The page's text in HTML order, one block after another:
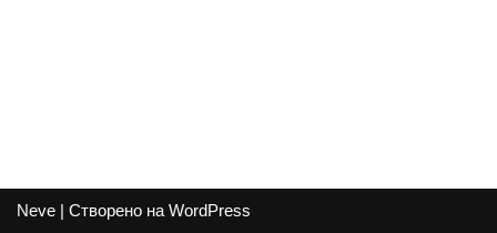
Neve | Створено на WordPress